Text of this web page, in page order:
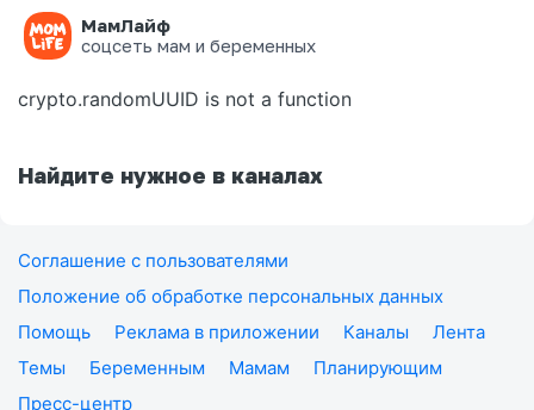
МамЛайф
соцсеть мам и беременных
Ошибка на странице
crypto.randomUUID is not a function
Найдите нужное в каналах
Соглашение с пользователями
Положение об обработке персональных данных
Помощь
Реклама в приложении Каналы
Лента
Темы
Беременным Мамам
Планирующим
Пресс-центр